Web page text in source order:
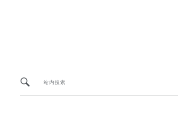
站内搜索